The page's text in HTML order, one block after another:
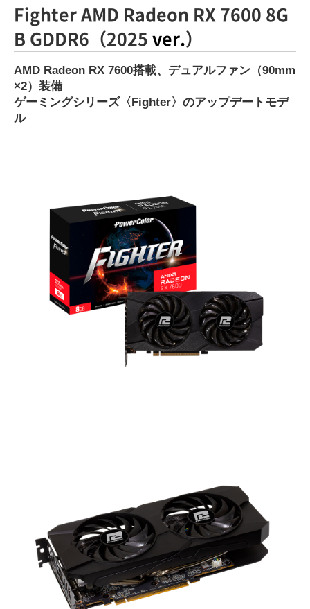
Fighter AMD Radeon RX 7600 8G
B GDDR6（2025 ver.）
AMD Radeon RX 7600搭載、デュアルファン（90mm
×2）装備
ゲーミングシリーズ〈Fighter〉のアップデートモデ
ル